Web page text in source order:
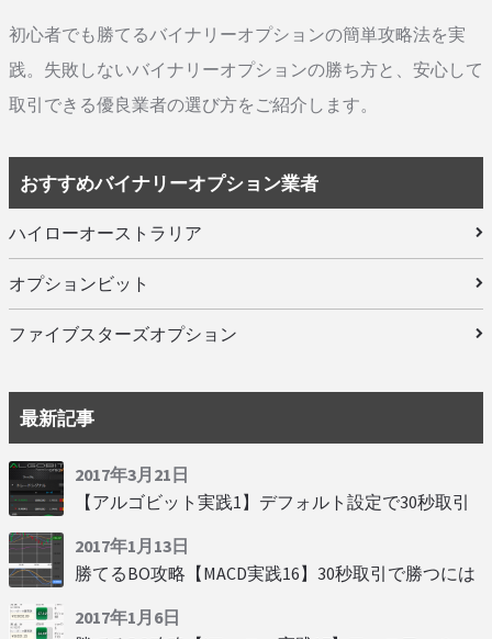
初心者でも勝てるバイナリーオプションの簡単攻略法を実
践。失敗しないバイナリーオプションの勝ち方と、安心して
取引できる優良業者の選び方をご紹介します。
おすすめバイナリーオプション業者
ハイローオーストラリア
オプションビット
ファイブスターズオプション
最新記事
2017年3月21日
【アルゴビット実践1】デフォルト設定で30秒取引
2017年1月13日
勝てるBO攻略【MACD実践16】30秒取引で勝つには
2017年1月6日